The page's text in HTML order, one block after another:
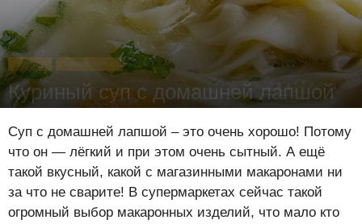
Рецепты Первые блюда
Куриный суп с домашней лапшой
Суп с домашней лапшой – это очень хорошо! Потому
что он — лёгкий и при этом очень сытный. А ещё
такой вкусный, какой с магазинными макаронами ни
за что не сварите! В супермаркетах сейчас такой
огромный выбор макаронных изделий, что мало кто